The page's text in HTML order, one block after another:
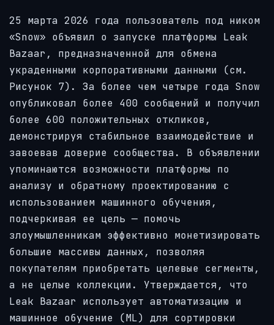
25 марта 2026 года пользователь под ником
«Snow» объявил о запуске платформы Leak
Bazaar, предназначенной для обмена
украденными корпоративными данными (см.
Рисунок 7). За более чем четыре года Snow
опубликовал более 400 сообщений и получил
более 600 положительных откликов,
демонстрируя стабильное взаимодействие и
завоевав доверие сообщества. В объявлении
упоминаются возможности платформы по
анализу и обратному проектированию с
использованием машинного обучения,
подчеркивая ее цель — помочь
злоумышленникам эффективно монетизировать
большие массивы данных, позволяя
покупателям приобретать целевые сегменты,
а не целые коллекции. Утверждается, что
Leak Bazaar использует автоматизацию и
машинное обучение (ML) для сортировки